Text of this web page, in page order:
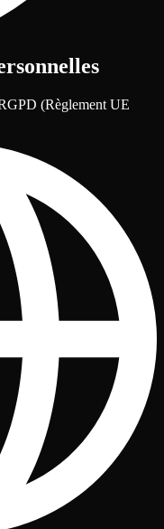
(Règlement UE